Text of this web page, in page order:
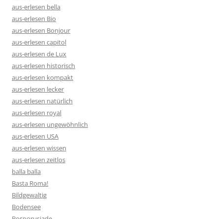
aus-erlesen bella
aus-erlesen Bio
aus-erlesen Bonjour
aus-erlesen capitol
aus-erlesen de Lux
aus-erlesen historisch
aus-erlesen kompakt
aus-erlesen lecker
aus-erlesen natürlich
aus-erlesen royal
aus-erlesen ungewöhnlich
aus-erlesen USA
aus-erlesen wissen
aus-erlesen zeitlos
balla balla
Basta Roma!
Bildgewaltig
Bodensee